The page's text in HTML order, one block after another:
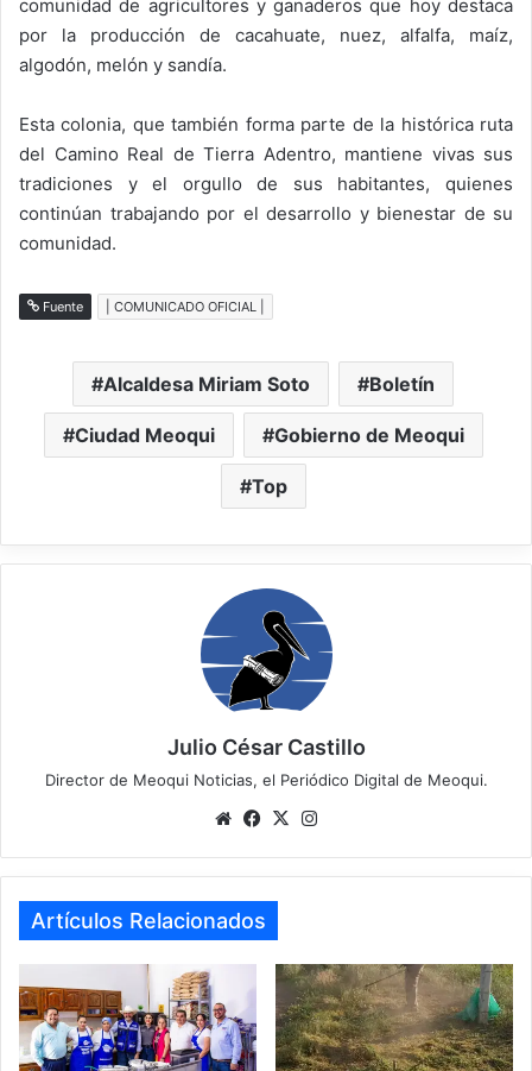
comunidad de agricultores y ganaderos que hoy destaca
por la producción de cacahuate, nuez, alfalfa, maíz,
algodón, melón y sandía.
Esta colonia, que también forma parte de la histórica ruta
del Camino Real de Tierra Adentro, mantiene vivas sus
tradiciones y el orgullo de sus habitantes, quienes
continúan trabajando por el desarrollo y bienestar de su
comunidad.
Fuente | COMUNICADO OFICIAL |
Alcaldesa Miriam Soto Boletín
Ciudad Meoqui Gobierno de Meoqui
Top
Julio César Castillo
Director de Meoqui Noticias, el Periódico Digital de Meoqui.
WebsiteFacebook
X
Artículos Relacionados